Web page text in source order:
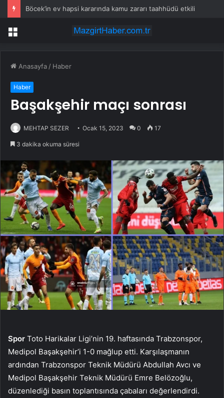
Böcek’in ev hapsi kararında kamu zararı taahhüdü etkili
Menü
Anasayfa / Haber
Haber
Başakşehir maçı sonrası
MEHTAP SEZER Ocak 15, 2023 0 17
3 dakika okuma süresi
Spor Toto Harikalar Ligi’nin 19. haftasında Trabzonspor,
Medipol Başakşehir’i 1-0 mağlup etti. Karşılaşmanın
ardından Trabzonspor Teknik Müdürü Abdullah Avcı ve
Medipol Başakşehir Teknik Müdürü Emre Belözoğlu,
düzenlediği basın toplantısında çabaları değerlendirdi.